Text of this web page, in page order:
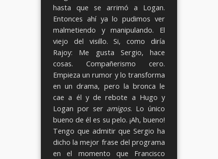
hasta que se arrimó a Logan.
Entonces ahí ya lo pudimos ver
malmetiendo y manipulando. El
viejo del visillo. Si, como diría
Rajoy: Me gusta Sergio, hace
cosas. Compañerismo cero.
Empieza un rumor y lo transforma
en un drama, pero la bronca le
cae a él y de rebote a Hugo y
Logan por ser amigos. Lo único
bueno de él es su pelo. ¡Ah, bueno!
Tengo que admitir que Sergio ha
dicho la mejor frase del programa
en el momento que Francisco